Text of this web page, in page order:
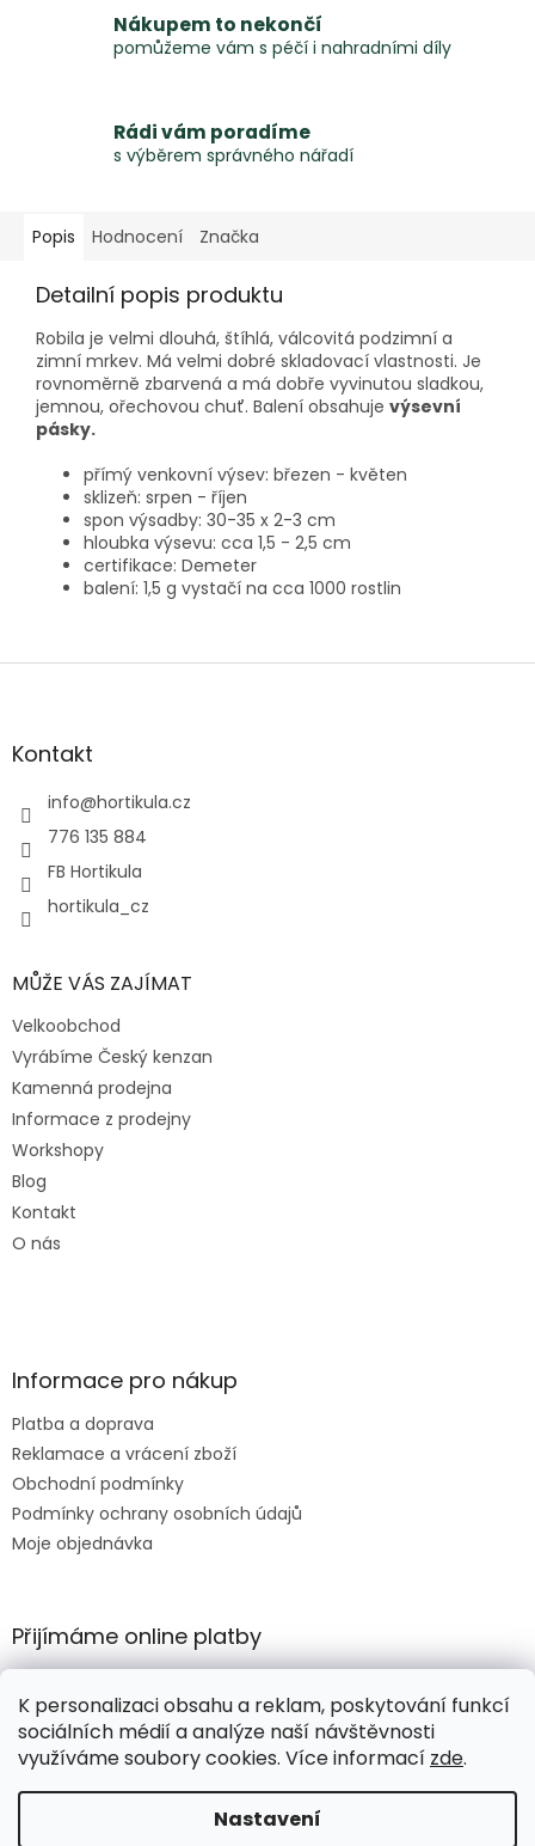
K personalizaci obsahu a reklam, poskytování funkcí
sociálních médií a analýze naší návštěvnosti
využíváme soubory cookies. Více informací zde.
Nastavení
Nákupem to nekončí
pomůžeme vám s péčí i nahradními díly
Rádi vám poradíme
s výběrem správného nářadí
Popis Hodnocení Značka
Detailní popis produktu
Robila je velmi dlouhá, štíhlá, válcovitá podzimní a
zimní mrkev. Má velmi dobré skladovací vlastnosti. Je
rovnoměrně zbarvená a má dobře vyvinutou sladkou,
jemnou, ořechovou chuť. Balení obsahuje výsevní
pásky.
přímý venkovní výsev: březen - květen
sklizeň: srpen - říjen
spon výsadby: 30-35 x 2-3 cm
hloubka výsevu: cca 1,5 - 2,5 cm
certifikace: Demeter
balení: 1,5 g vystačí na cca 1000 rostlin
Z
aKontakt
info@hortikula.cz
776 135 884
FB Hortikula
hortikula_cz
MŮŽE VÁS ZAJÍMAT
Velkoobchod
Vyrábíme Český kenzan
Kamenná prodejna
Informace z prodejny
Workshopy
Blog
Kontakt
O nás
Informace pro nákup
Platba a doprava
Reklamace a vrácení zboží
Obchodní podmínky
Podmínky ochrany osobních údajů
Moje objednávka
Přijímáme online platby
Vytvořil Shoptet